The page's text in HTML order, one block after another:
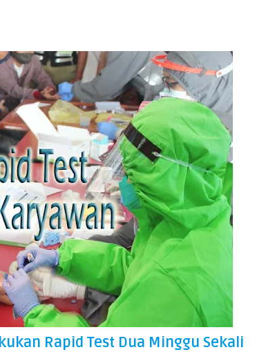
Rapid Test Dua Minggu Sekali